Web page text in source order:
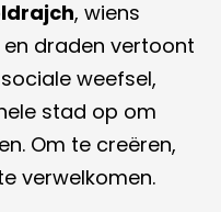
, wiens
draden vertoont
weefsel,
stad op om
Om te creëren,
verwelkomen.